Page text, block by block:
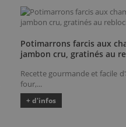
Potimarrons farcis aux
jambon cru, gratinés au
Recette gourmande et facile
four,...
+ d'infos